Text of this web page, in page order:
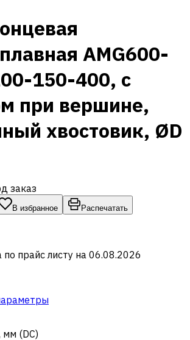
AMG600-
150-400, с
при вершине,
хвостовик, ØD
заказ
В избранное Распечатать
прайс листу на 06.08.2026
(DC)